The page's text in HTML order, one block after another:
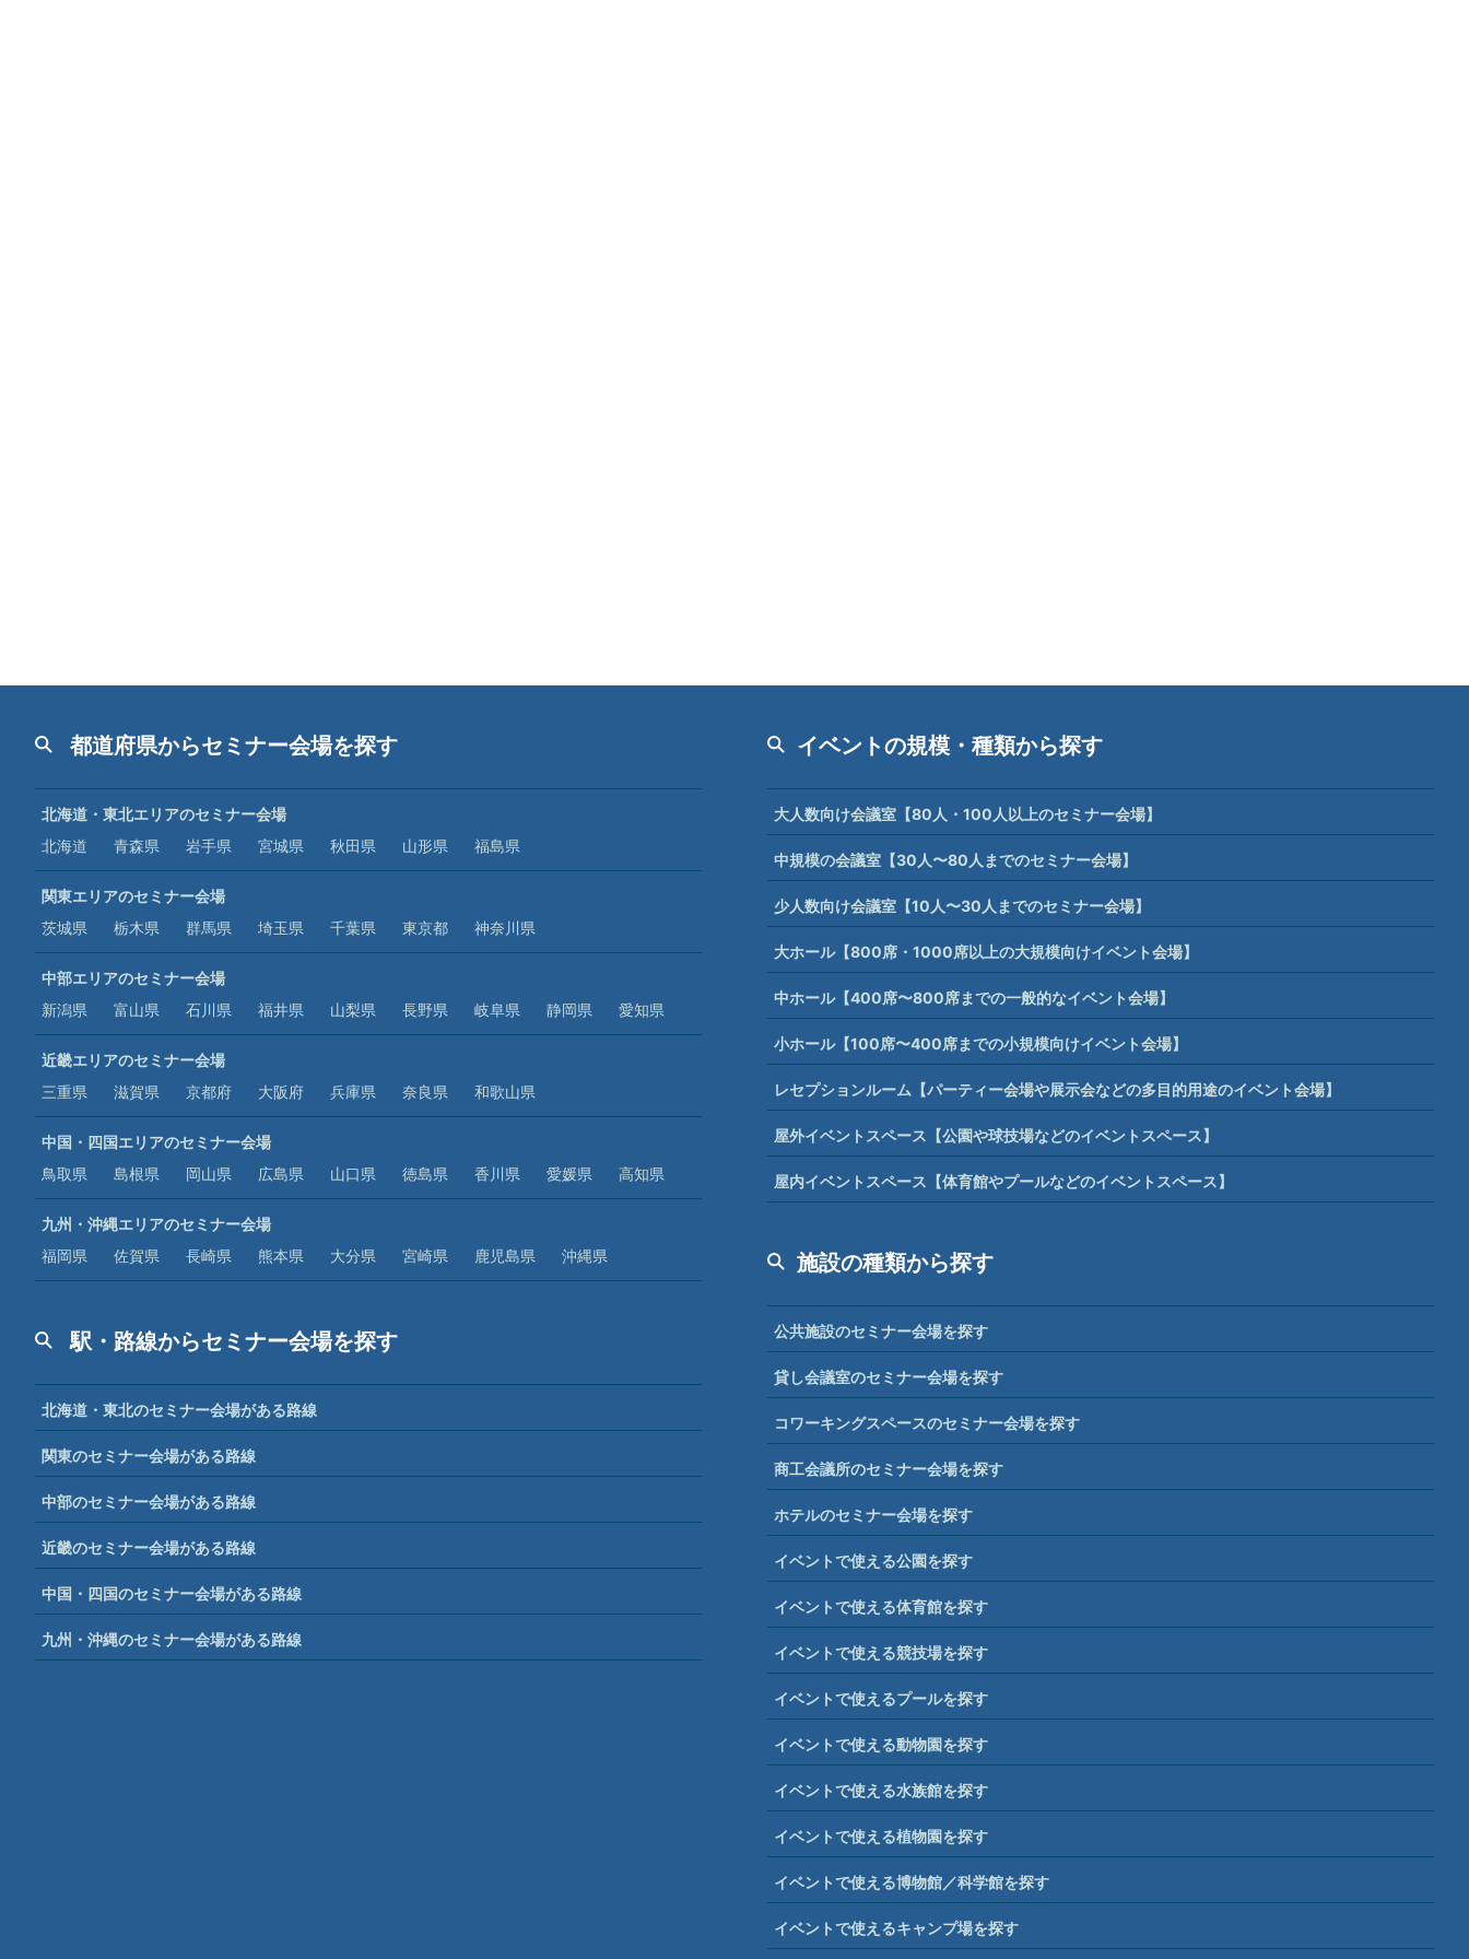
都道府県からセミナー会場を探す
北海道・東北エリアのセミナー会場
北海道
青森県 岩手県 宮城県 秋田県 山形県 福島県
関東エリアのセミナー会場
茨城県
栃木県 群馬県 埼玉県 千葉県 東京都 神奈川県
中部エリアのセミナー会場
新潟県
富山県 石川県 福井県 山梨県 長野県 岐阜県 静岡県 愛知県
近畿エリアのセミナー会場
三重県
滋賀県 京都府 大阪府 兵庫県 奈良県 和歌山県
中国・四国エリアのセミナー会場
鳥取県
島根県 岡山県 広島県 山口県 徳島県 香川県 愛媛県 高知県
九州・沖縄エリアのセミナー会場
福岡県
佐賀県 長崎県 熊本県 大分県 宮崎県 鹿児島県 沖縄県
駅・路線からセミナー会場を探す
北海道・東北のセミナー会場がある路線
関東のセミナー会場がある路線
中部のセミナー会場がある路線
近畿のセミナー会場がある路線
中国・四国のセミナー会場がある路線
九州・沖縄のセミナー会場がある路線
イベントの規模・種類から探す
大人数向け会議室【80人・100人以上のセミナー会場】
中規模の会議室【30人〜80人までのセミナー会場】
少人数向け会議室【10人〜30人までのセミナー会場】
大ホール【800席・1000席以上の大規模向けイベント会場】
中ホール【400席〜800席までの一般的なイベント会場】
小ホール【100席〜400席までの小規模向けイベント会場】
レセプションルーム【パーティー会場や展示会などの多目的用途のイベント会場】
屋外イベントスペース【公園や球技場などのイベントスペース】
屋内イベントスペース【体育館やプールなどのイベントスペース】
施設の種類から探す
公共施設のセミナー会場を探す
貸し会議室のセミナー会場を探す
コワーキングスペースのセミナー会場を探す
商工会議所のセミナー会場を探す
ホテルのセミナー会場を探す
イベントで使える公園を探す
イベントで使える体育館を探す
イベントで使える競技場を探す
イベントで使えるプールを探す
イベントで使える動物園を探す
イベントで使える水族館を探す
イベントで使える植物園を探す
イベントで使える博物館／科学館を探す
イベントで使えるキャンプ場を探す